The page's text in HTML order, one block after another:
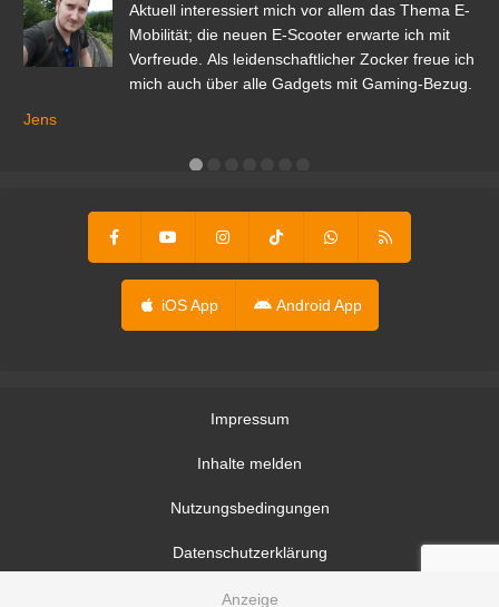
Aktuell interessiert mich vor allem das Thema E-
Mobilität; die neuen E-Scooter erwarte ich mit
Vorfreude. Als leidenschaftlicher Zocker freue ich
mich auch über alle Gadgets mit Gaming-Bezug.
Jens
iOS App Android App
Impressum
Inhalte melden
Nutzungsbedingungen
Datenschutzerklärung
Datenschutzeinstellungen